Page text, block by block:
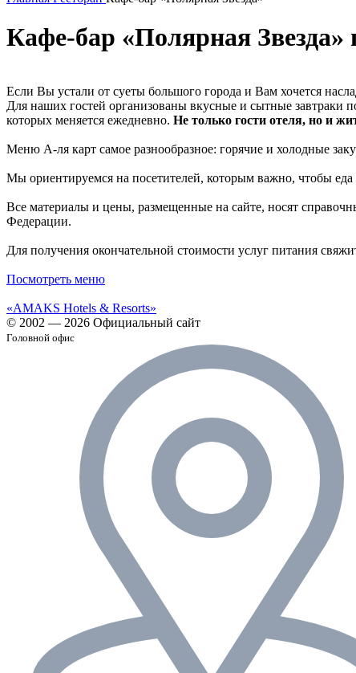
Кафе-бар «Полярная
Если Вы устали от суеты большого города и Вам хочется
Для наших гостей организованы вкусные и сытные завтраки
которых меняется ежедневно. Не только гости отеля, но и
Меню А-ля карт самое разнообразное: горячие и холодные
Мы ориентируемся на посетителей, которым важно, чтобы
Все материалы и цены, размещенные на сайте, носят
Федерации.
Для получения окончательной стоимости услуг питания
Посмотреть меню
«AMAKS Hotels & Resorts»
© 2002 — 2026 Официальный сайт
Головной офис